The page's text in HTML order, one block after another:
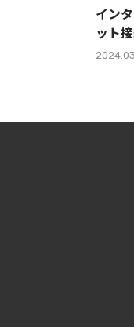
イン
ット